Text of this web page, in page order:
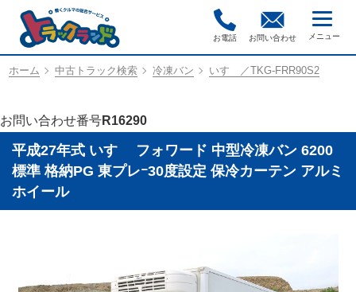
お電話 お問い合わせ
ホーム 中古トラック検索 冷凍バン いすゞ／TKG-FRR90S2
お問い合わせ番号R16290
平成27年式 いすゞ フォワード 中型冷凍バン 6200
標準 格納PG 東プレｰ30度設定 保冷カーテン アルミ
ホイール